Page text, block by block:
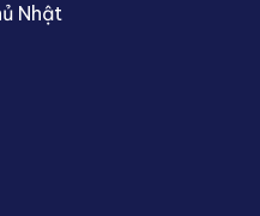
Nhật